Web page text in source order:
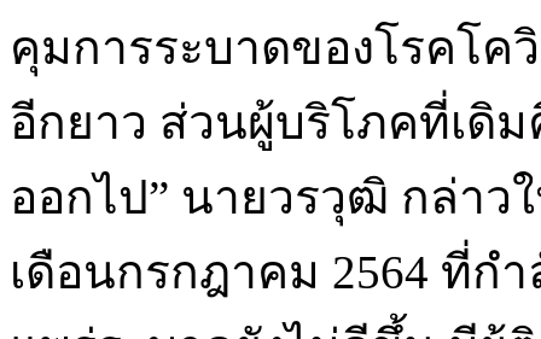
คุมการระบาดของโรคโค
อีกยาว ส่วนผู้บริโภคที่เดิ
ออกไป” นายวรวุฒิ กล่าว
เดือนกรกฎาคม 2564 ที่ก